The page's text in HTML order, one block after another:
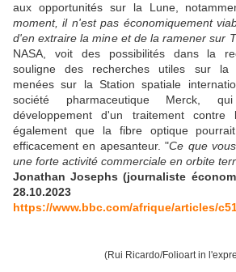
aux opportunités sur la Lune,
moment, il n'est pas économiquement
d'en extraire la mine et de la ramener sur
NASA, voit des possibilités dans la
souligne des recherches utiles sur la
menées sur la Station spatiale
société pharmaceutique Merck,
développement d'un traitement
également que la fibre optique
efficacement en apesanteur. "Ce que
une forte activité commerciale en orbite
Jonathan Josephs (journaliste
28.10.2023
https://www.bbc.com/afrique/articles/
(Rui Ricardo/Folioart in